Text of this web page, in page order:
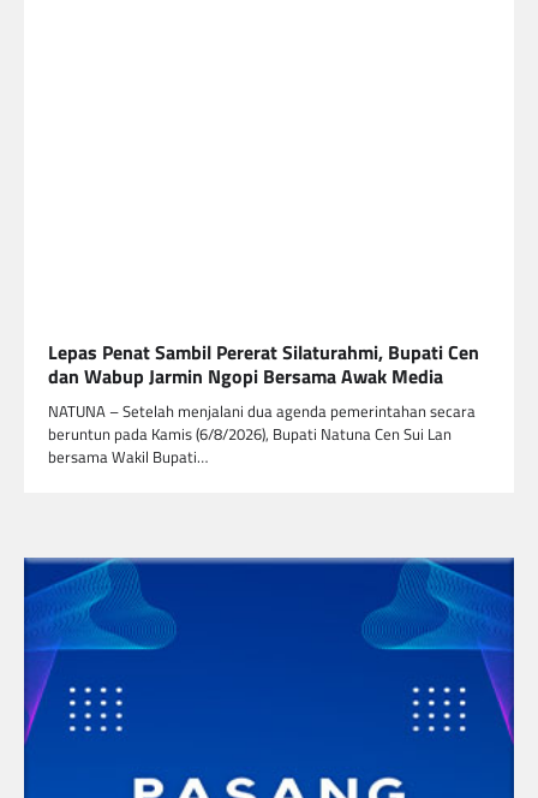
Lepas Penat Sambil Pererat Silaturahmi, Bupati Cen
dan Wabup Jarmin Ngopi Bersama Awak Media
NATUNA – Setelah menjalani dua agenda pemerintahan secara
beruntun pada Kamis (6/8/2026), Bupati Natuna Cen Sui Lan
bersama Wakil Bupati…